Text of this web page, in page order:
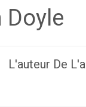
Doyle
L'auteur De